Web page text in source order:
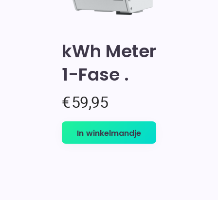
kWh Meter
1-Fase
€59,95
In winkelmandje